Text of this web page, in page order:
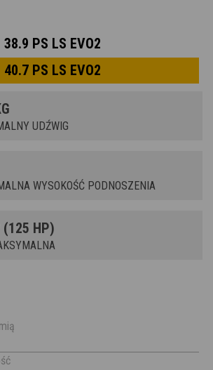
38.9 PS LS EVO2
40.7 PS LS EVO2
UDŹWIG
WYSOKOŚĆ PODNOSZENIA
(125 HP)